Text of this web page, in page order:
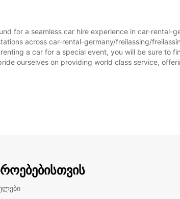
for a seamless car hire experience in car-
across car-rental-germany/freilassing/
a car for a special event, you will be sure to
ourselves on providing world class service,